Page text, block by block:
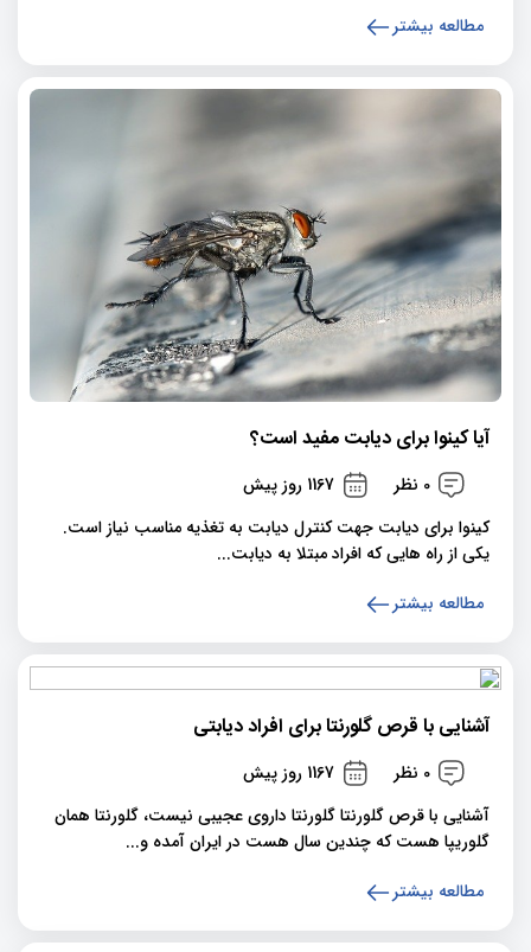
مطالعه بیشتر
آیا کینوا برای دیابت مفید است؟
0 نظر
1167 روز پیش
کینوا برای دیابت جهت کنترل دیابت به تغذیه مناسب نیاز است.
یکی از راه هایی که افراد مبتلا به دیابت...
مطالعه بیشتر
آشنایی با قرص گلورنتا برای افراد دیابتی
0 نظر
1167 روز پیش
آشنایی با قرص گلورنتا گلورنتا داروی عجیبی نیست، گلورنتا همان
گلوریپا هست که چندین سال هست در ایران آمده و...
مطالعه بیشتر